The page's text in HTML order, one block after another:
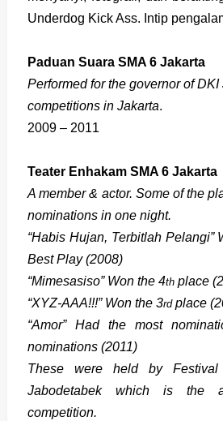
Underdog Kick Ass. Intip
Paduan Suara SMA 6 Jakarta
Performed for the governor of
competitions in Jakarta.
2009 – 2011
Teater Enhakam SMA 6 Jakarta
A member & actor. Some of the
nominations in one night.
“Habis Hujan, Terbitlah Pelangi”
Best Play (2008)
“Mimesasiso” Won the 4thplace
“XYZ-AAA!!!” Won the 3rdplace
“Amor” Had the most
nominations (2011)
These were held by
Jabodetabek which is the
competition.